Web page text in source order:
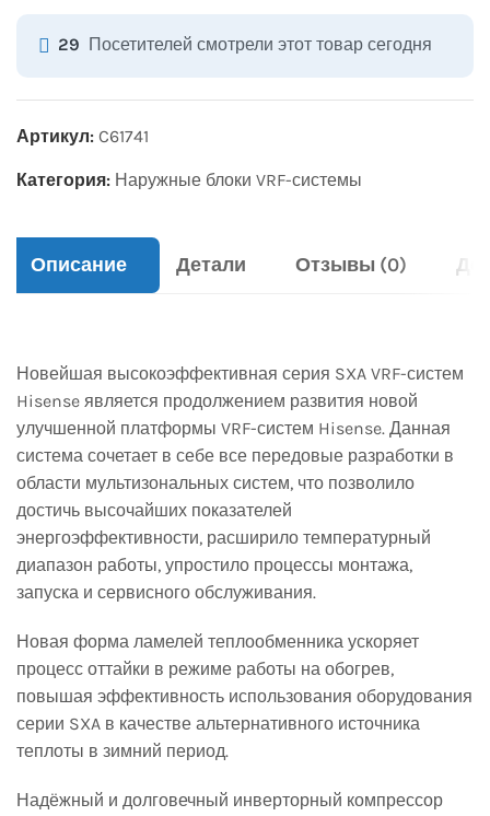
29 Посетителей смотрели этот товар сегодня
Артикул: C61741
Категория: Наружные блоки VRF-системы
Описание Детали Отзывы (0)
Новейшая высокоэффективная серия SXA VRF-систем
Hisense является продолжением развития новой
улучшенной платформы VRF-систем Hisense. Данная
система сочетает в себе все передовые разработки в
области мультизональных систем, что позволило
достичь высочайших показателей
энергоэффективности, расширило температурный
диапазон работы, упростило процессы монтажа,
запуска и сервисного обслуживания.
Новая форма ламелей теплообменника ускоряет
процесс оттайки в режиме работы на обогрев,
повышая эффективность использования оборудования
серии SXA в качестве альтернативного источника
теплоты в зимний период.
Надёжный и долговечный инверторный компрессор